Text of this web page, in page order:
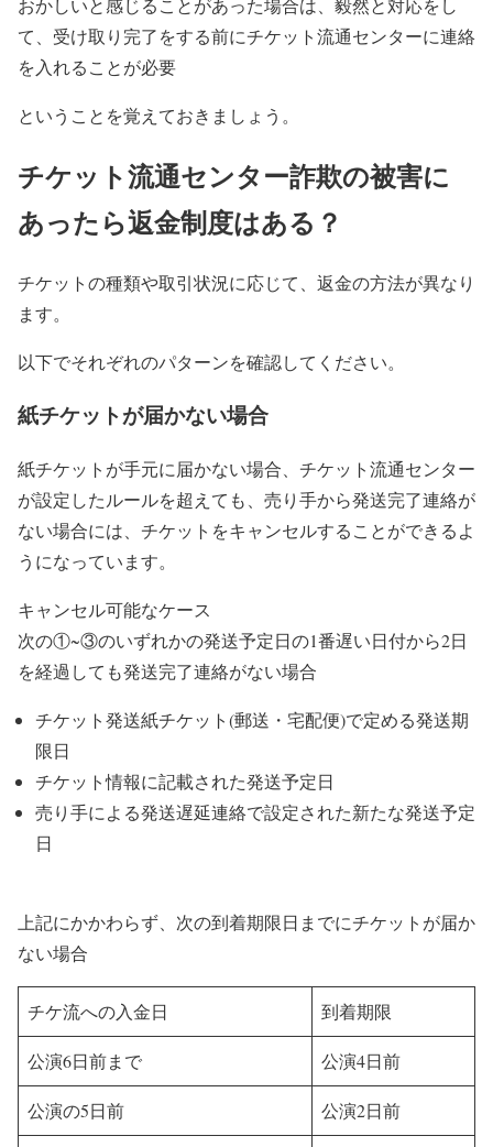
おかしいと感じることがあった場合は、毅然と対応をし
て、受け取り完了をする前にチケット流通センターに連絡
を入れることが必要
ということを覚えておきましょう。
チケット流通センター詐欺の被害に
あったら返金制度はある？
チケットの種類や取引状況に応じて、返金の方法が異なり
ます。
以下でそれぞれのパターンを確認してください。
紙チケットが届かない場合
紙チケットが手元に届かない場合、チケット流通センター
が設定したルールを超えても、売り手から発送完了連絡が
ない場合には、チケットをキャンセルすることができるよ
うになっています。
キャンセル可能なケース
次の①~③のいずれかの発送予定日の1番遅い日付から2日
を経過しても発送完了連絡がない場合
チケット発送紙チケット(郵送・宅配便)で定める発送期
限日
チケット情報に記載された発送予定日
売り手による発送遅延連絡で設定された新たな発送予定
日
上記にかかわらず、次の到着期限日までにチケットが届か
ない場合
チケ流への入金日 到着期限
公演6日前まで 公演4日前
公演の5日前 公演2日前